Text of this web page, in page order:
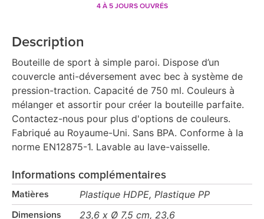
4 À 5 JOURS OUVRÉS
Description
Bouteille de sport à simple paroi. Dispose d’un
couvercle anti-déversement avec bec à système de
pression-traction. Capacité de 750 ml. Couleurs à
mélanger et assortir pour créer la bouteille parfaite.
Contactez-nous pour plus d'options de couleurs.
Fabriqué au Royaume-Uni. Sans BPA. Conforme à la
norme EN12875-1. Lavable au lave-vaisselle.
Informations complémentaires
Matières Plastique HDPE, Plastique PP
Dimensions 23,6 x Ø 7,5 cm, 23,6